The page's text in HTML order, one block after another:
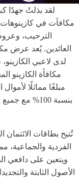
لقد بذلتُ جهدًا
مكافآت في
الترحيب،
لدى لاعبي
مكافأة الكازينو
مبلغًا مماثلًا
بنسبة 100%
تُتيح بطاقات
الفردية
ويتعين على دافعي
الأصول الثابتة